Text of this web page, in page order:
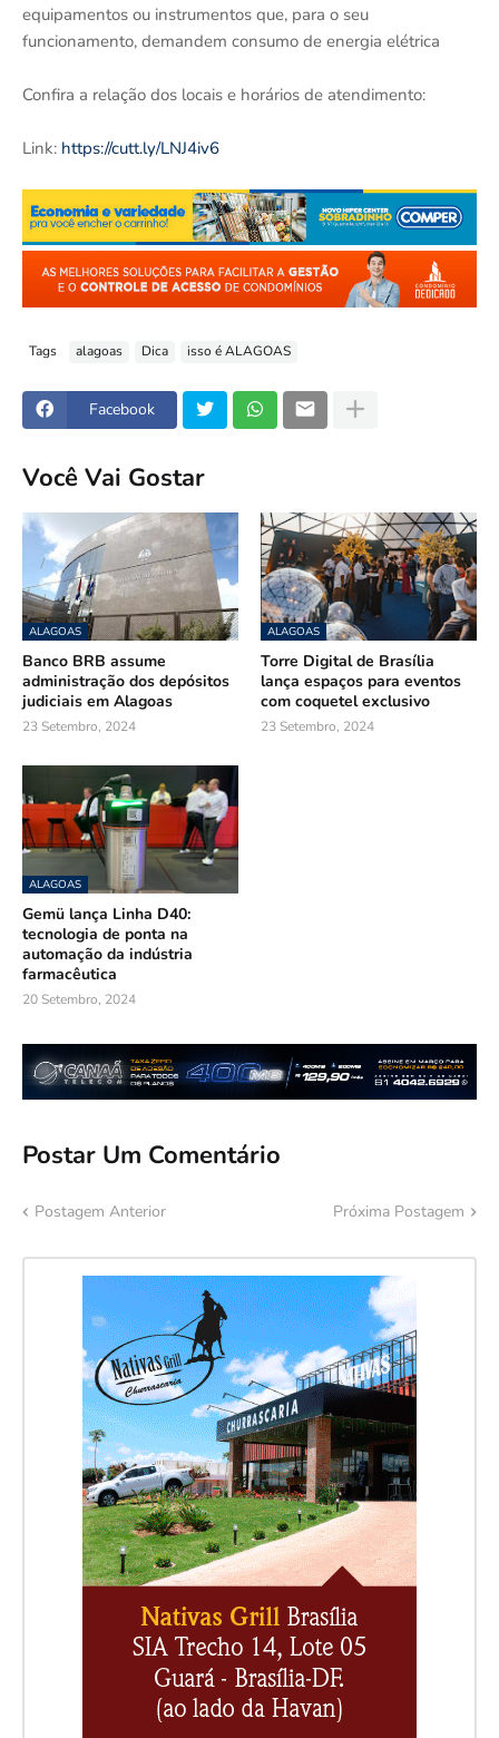
equipamentos ou instrumentos que, para o seu
funcionamento, demandem consumo de energia elétrica
Confira a relação dos locais e horários de atendimento:
Link: https://cutt.ly/LNJ4iv6
Tags alagoas Dica isso é ALAGOAS
Facebook
Você Vai Gostar
ALAGOAS
Banco BRB assume
administração dos depósitos
judiciais em Alagoas
23 Setembro, 2024
ALAGOAS
Torre Digital de Brasília
lança espaços para eventos
com coquetel exclusivo
23 Setembro, 2024
ALAGOAS
Gemü lança Linha D40:
tecnologia de ponta na
automação da indústria
farmacêutica
20 Setembro, 2024
Postar Um Comentário
Postagem Anterior Próxima Postagem